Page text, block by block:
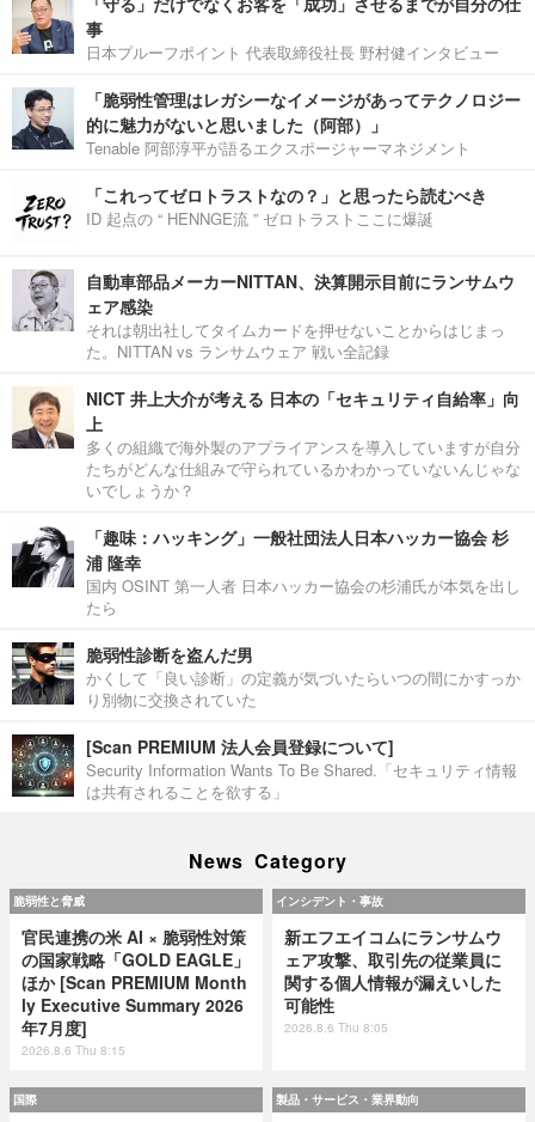
事
日本プルーフポイント 代表取締役社長 野村健インタビュー
「脆弱性管理はレガシーなイメージがあってテクノロジー
的に魅力がないと思いました（阿部）」
Tenable 阿部淳平が語るエクスポージャーマネジメント
「これってゼロトラストなの？」と思ったら読むべき
ID 起点の “ HENNGE流 ” ゼロトラストここに爆誕
自動車部品メーカーNITTAN、決算開示目前にランサムウ
ェア感染
それは朝出社してタイムカードを押せないことからはじまっ
た。NITTAN vs ランサムウェア 戦い全記録
NICT 井上大介が考える 日本の「セキュリティ自給率」向
上
多くの組織で海外製のアプライアンスを導入していますが自分
たちがどんな仕組みで守られているかわかっていないんじゃな
いでしょうか？
「趣味：ハッキング」一般社団法人日本ハッカー協会 杉
浦 隆幸
国内 OSINT 第一人者 日本ハッカー協会の杉浦氏が本気を出し
たら
脆弱性診断を盗んだ男
かくして「良い診断」の定義が気づいたらいつの間にかすっか
り別物に交換されていた
[Scan PREMIUM 法人会員登録について]
Security Information Wants To Be Shared.「セキュリティ情報
は共有されることを欲する」
News Category
脆弱性と脅威
官民連携の米 AI × 脆弱性対策
の国家戦略「GOLD EAGLE」
ほか [Scan PREMIUM Month
ly Executive Summary 2026
年7月度]
2026.8.6 Thu 8:15
インシデント・事故
新エフエイコムにランサムウ
ェア攻撃、取引先の従業員に
関する個人情報が漏えいした
可能性
2026.8.6 Thu 8:05
国際 製品・サービス・業界動向